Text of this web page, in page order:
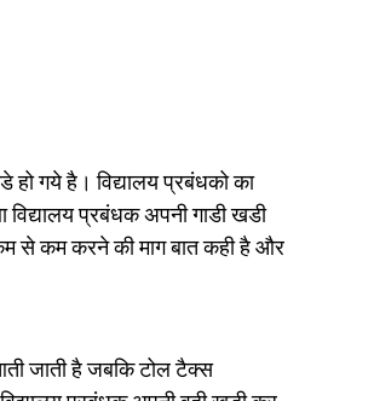
गये है। विद्यालय प्रबंधको का
विद्यालय प्रबंधक अपनी गाडी खडी
से कम करने की माग बात कही है और
जाती है जबकि टोल टैक्स